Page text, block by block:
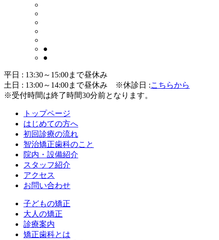
●
●
平日 : 13:30～15:00まで昼休み
土日 : 13:00～14:00まで昼休み
※休診日 :こちらから
※受付時間は終了時間30分前となります。
トップページ
はじめての方へ
初回診療の流れ
智治矯正歯科のこと
院内・設備紹介
スタッフ紹介
アクセス
お問い合わせ
子どもの矯正
大人の矯正
診療案内
矯正歯科とは